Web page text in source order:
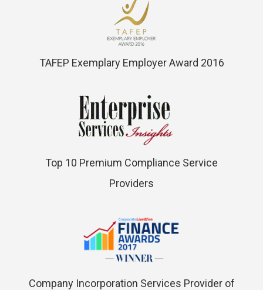
TAFEP Exemplary Employer Award 2016
Top 10 Premium Compliance Service
Providers
Company Incorporation Services Provider of